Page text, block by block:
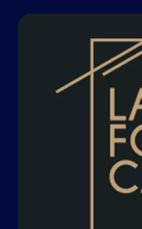
ACTUALITÉS